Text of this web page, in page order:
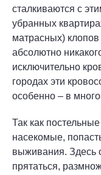
сталкиваются с
убранных
матрасных)
абсолютно
исключительно
городах эти
особенно – в
Так как
насекомые,
выживания. Здесь
прятаться,